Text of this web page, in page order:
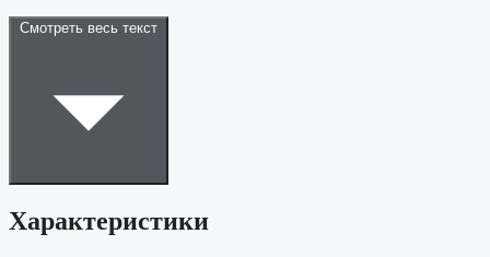
Смотреть весь текст
Характеристики